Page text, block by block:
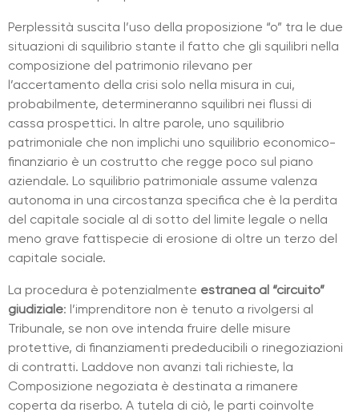
Perplessità suscita l’uso della proposizione “o” tra le due
situazioni di squilibrio stante il fatto che gli squilibri nella
composizione del patrimonio rilevano per
l’accertamento della crisi solo nella misura in cui,
probabilmente, determineranno squilibri nei flussi di
cassa prospettici. In altre parole, uno squilibrio
patrimoniale che non implichi uno squilibrio economico-
finanziario è un costrutto che regge poco sul piano
aziendale. Lo squilibrio patrimoniale assume valenza
autonoma in una circostanza specifica che è la perdita
del capitale sociale al di sotto del limite legale o nella
meno grave fattispecie di erosione di oltre un terzo del
capitale sociale.
La procedura è potenzialmente estranea al “circuito”
giudiziale: l’imprenditore non è tenuto a rivolgersi al
Tribunale, se non ove intenda fruire delle misure
protettive, di finanziamenti prededucibili o rinegoziazioni
di contratti. Laddove non avanzi tali richieste, la
Composizione negoziata è destinata a rimanere
coperta da riserbo. A tutela di ciò, le parti coinvolte